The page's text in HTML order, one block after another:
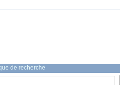
de recherche